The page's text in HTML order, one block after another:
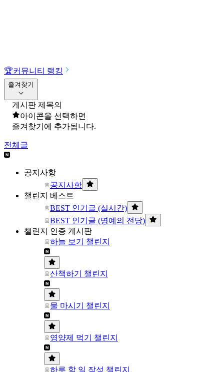
🏆커뮤니티 랭킹
즐겨찾기
게시판 제목의
아이콘을 선택하면
즐겨찾기에 추가됩니다.
전체글
공지사항
공지사항
챌린지 베스트
BEST 인기글 (실시간)
BEST 인기글 (명예의 전당)
챌린지 인증 게시판
하늘 보기 챌린지
산책하기 챌린지
물 마시기 챌린지
영양제 먹기 챌린지
하루 할 일 작성 챌린지